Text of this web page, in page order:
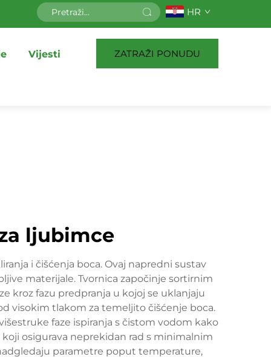
HR
Vijesti ZATRAŽI PONUDU
ljubimce
i čišćenja boca. Ovaj napredni sustav
materijale. Tvornica započinje sortirnim
kroz fazu predpranja u kojoj se uklanjaju
visokim tlakom za temeljito čišćenje boca.
faze ispiranja s čistom vodom kako
osigurava neprekidan rad s minimalnim
parametre poput temperature,